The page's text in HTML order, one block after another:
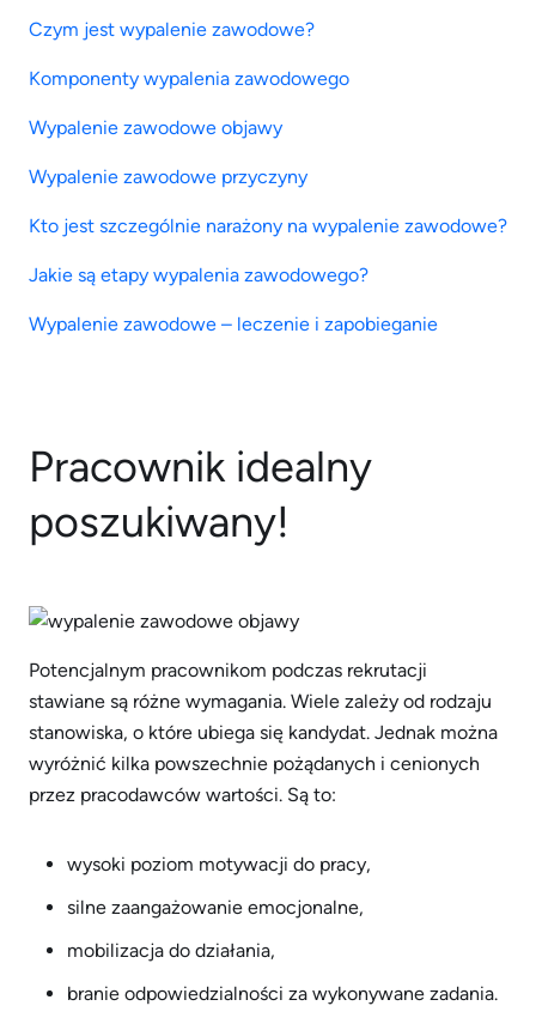
Czym jest wypalenie zawodowe?
Komponenty wypalenia zawodowego
Wypalenie zawodowe objawy
Wypalenie zawodowe przyczyny
Kto jest szczególnie narażony na wypalenie zawodowe?
Jakie są etapy wypalenia zawodowego?
Wypalenie zawodowe – leczenie i zapobieganie
Pracownik idealny
poszukiwany!
Potencjalnym pracownikom podczas rekrutacji
stawiane są różne wymagania. Wiele zależy od rodzaju
stanowiska, o które ubiega się kandydat. Jednak można
wyróżnić kilka powszechnie pożądanych i cenionych
przez pracodawców wartości. Są to:
wysoki poziom motywacji do pracy,
silne zaangażowanie emocjonalne,
mobilizacja do działania,
branie odpowiedzialności za wykonywane zadania.